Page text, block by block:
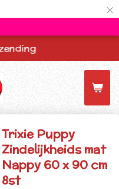
×
Trixie Puppy
Zindelijkheids mat
Nappy 60 x 90 cm
8st